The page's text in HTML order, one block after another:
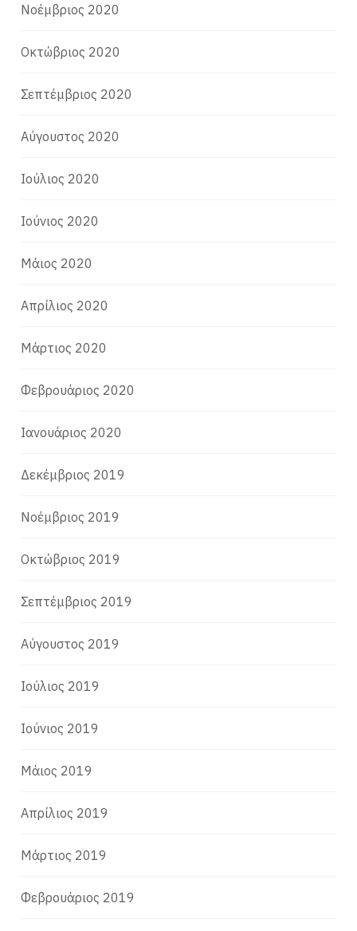
Νοέμβριος 2020
Οκτώβριος 2020
Σεπτέμβριος 2020
Αύγουστος 2020
Ιούλιος 2020
Ιούνιος 2020
Μάιος 2020
Απρίλιος 2020
Μάρτιος 2020
Φεβρουάριος 2020
Ιανουάριος 2020
Δεκέμβριος 2019
Νοέμβριος 2019
Οκτώβριος 2019
Σεπτέμβριος 2019
Αύγουστος 2019
Ιούλιος 2019
Ιούνιος 2019
Μάιος 2019
Απρίλιος 2019
Μάρτιος 2019
Φεβρουάριος 2019